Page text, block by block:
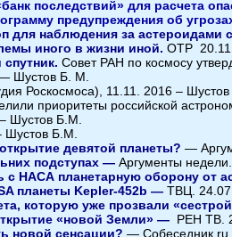
последствий» для расчета
предупреждения об
для наблюдения за
иного в жизни иной. ОТР
Совет РАН по космосу
Шустов Б. М.
Роскосмоса), 11.11. 2016 –
приоритеты российской
Шустов Б.М.
Б.М.
девятой планеты? —
подступах — Аргументы недели.
с НАСА планетарную оборону от
планеты Kepler-452b —ТВЦ.
которую уже прозвали
«новой Земли» — РЕН ТВ.
новой сенсации? —